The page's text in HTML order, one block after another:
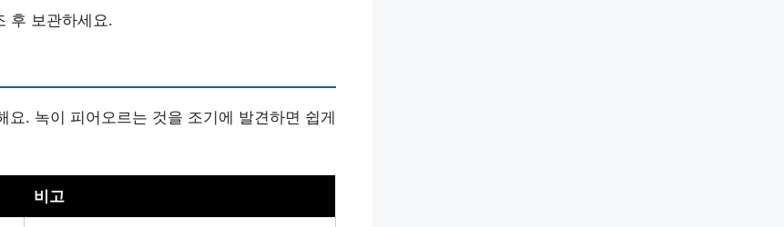
후 보관하세요.
. 녹이 피어오르는 것을 조기에 발견하면 쉽게
비고